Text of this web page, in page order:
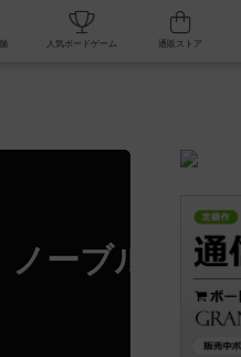
カフェ/店舗 人気ボードゲーム
ーブルウォ